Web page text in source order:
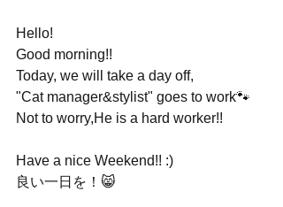
Hello!
Good morning!!
Today, we will take a day off,
"Cat manager&stylist" goes to work🐾
Not to worry,He is a hard worker!!
Have a nice Weekend!! :)
良い一日を！😸